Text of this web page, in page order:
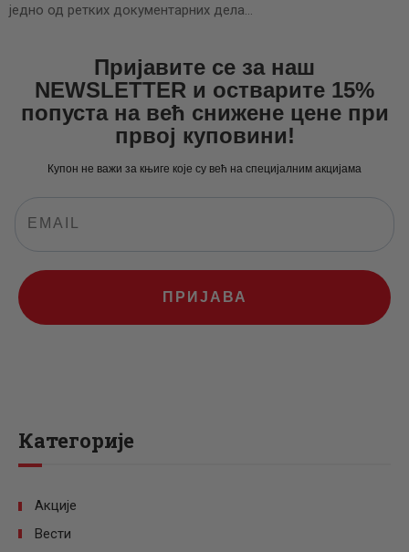
једно од ретких документарних дела…
Пријавите се за наш
NEWSLETTER и остварите 15%
попуста на већ снижене цене при
првој куповини!
Купон не важи за књиге које су већ на специјалним акцијама
ПРИЈАВА
Категорије
Акције
Вести